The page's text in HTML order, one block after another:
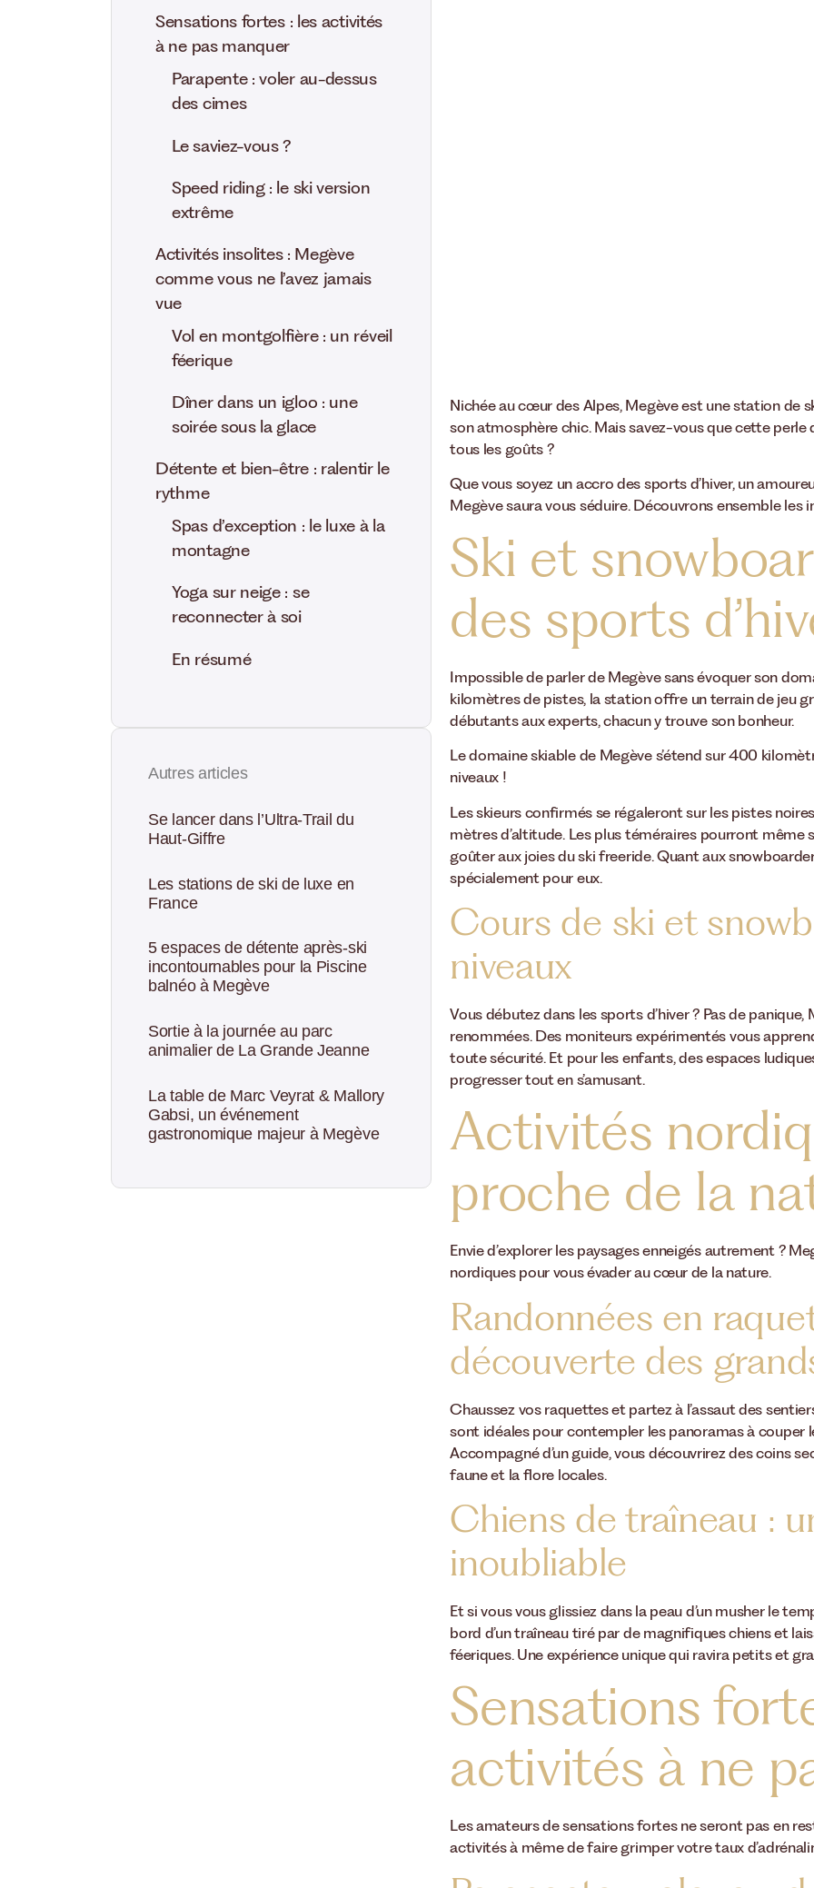
Sensations fortes : les activités
à ne pas manquer
Parapente : voler au-dessus
des cimes
Le saviez-vous ?
Speed riding : le ski version
extrême
Activités insolites : Megève
comme vous ne l’avez jamais
vue
Vol en montgolfière : un réveil
féerique
Dîner dans un igloo : une
soirée sous la glace
Détente et bien-être : ralentir le
rythme
Spas d’exception : le luxe à la
montagne
Yoga sur neige : se
reconnecter à soi
En résumé
Autres articles
Se lancer dans l’Ultra-Trail du
Haut-Giffre
Les stations de ski de luxe en
France
5 espaces de détente après-ski
incontournables pour la Piscine
balnéo à Megève
Sortie à la journée au parc
animalier de La Grande Jeanne
La table de Marc Veyrat & Mallory
Gabsi, un événement
gastronomique majeur à Megève
Nichée au cœur des Alpes, Megève est une station de
son atmosphère chic. Mais savez-vous que cette
tous les goûts ?
Que vous soyez un accro des sports d’hiver, un
Megève saura vous séduire. Découvrons ensemble
Ski et
des sports
Impossible de parler de Megève sans évoquer son
kilomètres de pistes, la station offre un terrain de jeu
débutants aux experts, chacun y trouve son bonheur.
Le domaine skiable de Megève s’étend sur 400
niveaux !
Les skieurs confirmés se régaleront sur les pistes
mètres d’altitude. Les plus téméraires pourront même
goûter aux joies du ski freeride. Quant aux
spécialement pour eux.
Cours de ski et
niveaux
Vous débutez dans les sports d’hiver ? Pas de
renommées. Des moniteurs expérimentés vous
toute sécurité. Et pour les enfants, des espaces
progresser tout en s’amusant.
Activités
proche de la
Envie d’explorer les paysages enneigés autrement ?
nordiques pour vous évader au cœur de la nature.
Randonnées en
découverte des
Chaussez vos raquettes et partez à l’assaut des
sont idéales pour contempler les panoramas à couper
Accompagné d’un guide, vous découvrirez des coins
faune et la flore locales.
Chiens de traîneau :
inoubliable
Et si vous vous glissiez dans la peau d’un musher le
bord d’un traîneau tiré par de magnifiques chiens et
féeriques. Une expérience unique qui ravira petits et
Sensations
activités à ne
Les amateurs de sensations fortes ne seront pas en
activités à même de faire grimper votre taux